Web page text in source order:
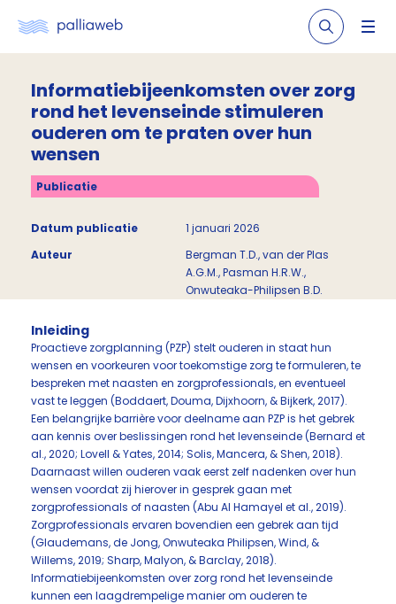
Informatiebijeenkomsten over zorg
rond het levenseinde stimuleren
ouderen om te praten over hun
wensen
Publicatie
Datum publicatie
1 januari 2026
Auteur
Bergman T.D., van der Plas
A.G.M., Pasman H.R.W.,
Onwuteaka-Philipsen B.D.
Inleiding
Proactieve zorgplanning (PZP) stelt ouderen in staat hun
wensen en voorkeuren voor toekomstige zorg te formuleren, te
bespreken met naasten en zorgprofessionals, en eventueel
vast te leggen (Boddaert, Douma, Dijxhoorn, & Bijkerk, 2017).
Een belangrijke barrière voor deelname aan PZP is het gebrek
aan kennis over beslissingen rond het levenseinde (Bernard et
al., 2020; Lovell & Yates, 2014; Solis, Mancera, & Shen, 2018).
Daarnaast willen ouderen vaak eerst zelf nadenken over hun
wensen voordat zij hierover in gesprek gaan met
zorgprofessionals of naasten (Abu Al Hamayel et al., 2019).
Zorgprofessionals ervaren bovendien een gebrek aan tijd
(Glaudemans, de Jong, Onwuteaka Philipsen, Wind, &
Willems, 2019; Sharp, Malyon, & Barclay, 2018).
Informatiebijeenkomsten over zorg rond het levenseinde
kunnen een laagdrempelige manier om ouderen te